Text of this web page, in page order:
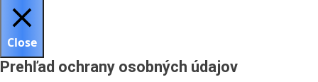
Close
Prehľad ochrany osobných údajov